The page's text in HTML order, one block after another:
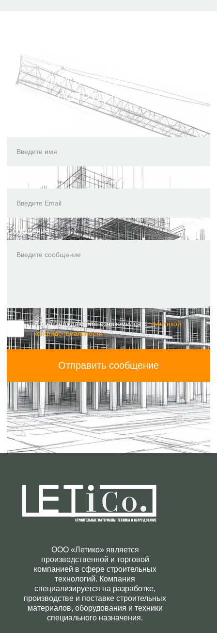
ОСТАЛИСЬ ВОПРОСЫ
ИЛИ ХОТИТЕ С НАМИ
СОТРУДНИЧАТЬ?
Сообщение
Я подтверждаю, что ознакомился сполитикой
конфиденциальности
Отправить сообщение
ООО «Летико» является
производственной и торговой
компанией в сфере строительных
технологий. Компания
специализируется на разработке,
производстве и поставке строительных
материалов, оборудования и техники
специального назначения.